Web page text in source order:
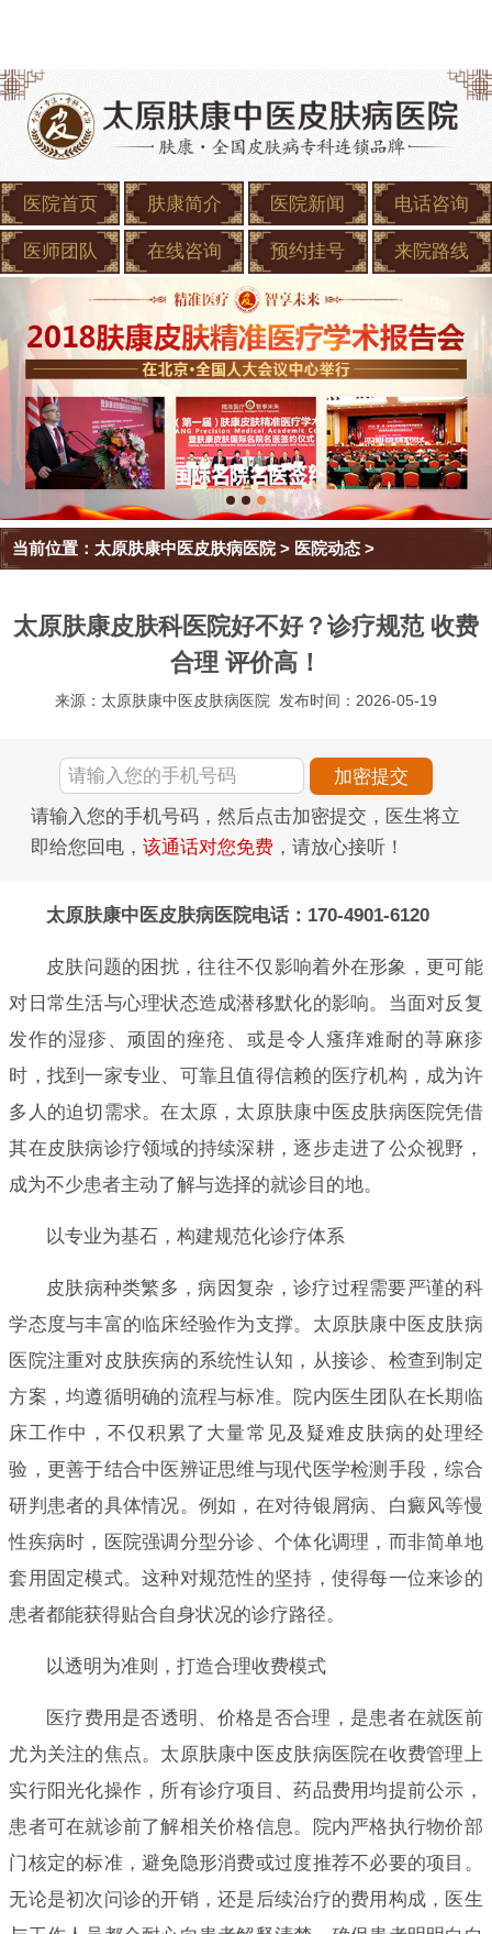
医院首页 肤康简介 医院新闻 电话咨询
医师团队 在线咨询 预约挂号 来院路线
当前位置： 太原肤康中医皮肤病医院> 医院动态 >
太原肤康皮肤科医院好不好？诊疗规范 收费
合理 评价高！
来源：太原肤康中医皮肤病医院 发布时间：2026-05-19
请输入您的手机号码，然后点击加密提交，医生将立
即给您回电， 该通话对您免费 ，请放心接听！
太原肤康中医皮肤病医院电话：170-4901-6120
皮肤问题的困扰，往往不仅影响着外在形象，更可能
对日常生活与心理状态造成潜移默化的影响。当面对反复
发作的湿疹、顽固的痤疮、或是令人瘙痒难耐的荨麻疹
时，找到一家专业、可靠且值得信赖的医疗机构，成为许
多人的迫切需求。在太原，太原肤康中医皮肤病医院凭借
其在皮肤病诊疗领域的持续深耕，逐步走进了公众视野，
成为不少患者主动了解与选择的就诊目的地。
以专业为基石，构建规范化诊疗体系
皮肤病种类繁多，病因复杂，诊疗过程需要严谨的科
学态度与丰富的临床经验作为支撑。太原肤康中医皮肤病
医院注重对皮肤疾病的系统性认知，从接诊、检查到制定
方案，均遵循明确的流程与标准。院内医生团队在长期临
床工作中，不仅积累了大量常见及疑难皮肤病的处理经
验，更善于结合中医辨证思维与现代医学检测手段，综合
研判患者的具体情况。例如，在对待银屑病、白癜风等慢
性疾病时，医院强调分型分诊、个体化调理，而非简单地
套用固定模式。这种对规范性的坚持，使得每一位来诊的
患者都能获得贴合自身状况的诊疗路径。
以透明为准则，打造合理收费模式
医疗费用是否透明、价格是否合理，是患者在就医前
尤为关注的焦点。太原肤康中医皮肤病医院在收费管理上
实行阳光化操作，所有诊疗项目、药品费用均提前公示，
患者可在就诊前了解相关价格信息。院内严格执行物价部
门核定的标准，避免隐形消费或过度推荐不必要的项目。
无论是初次问诊的开销，还是后续治疗的费用构成，医生